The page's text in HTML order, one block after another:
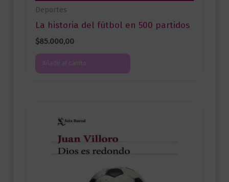
Deportes
La historia del fútbol en 500 partidos
$85.000,00
Añadir al carrito